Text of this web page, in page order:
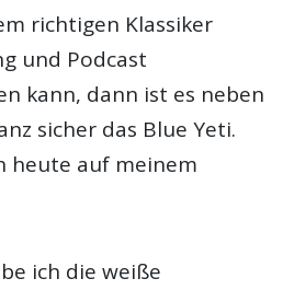
richtigen Klassiker
und Podcast
kann, dann ist es neben
sicher das Blue Yeti.
heute auf meinem
ich die weiße